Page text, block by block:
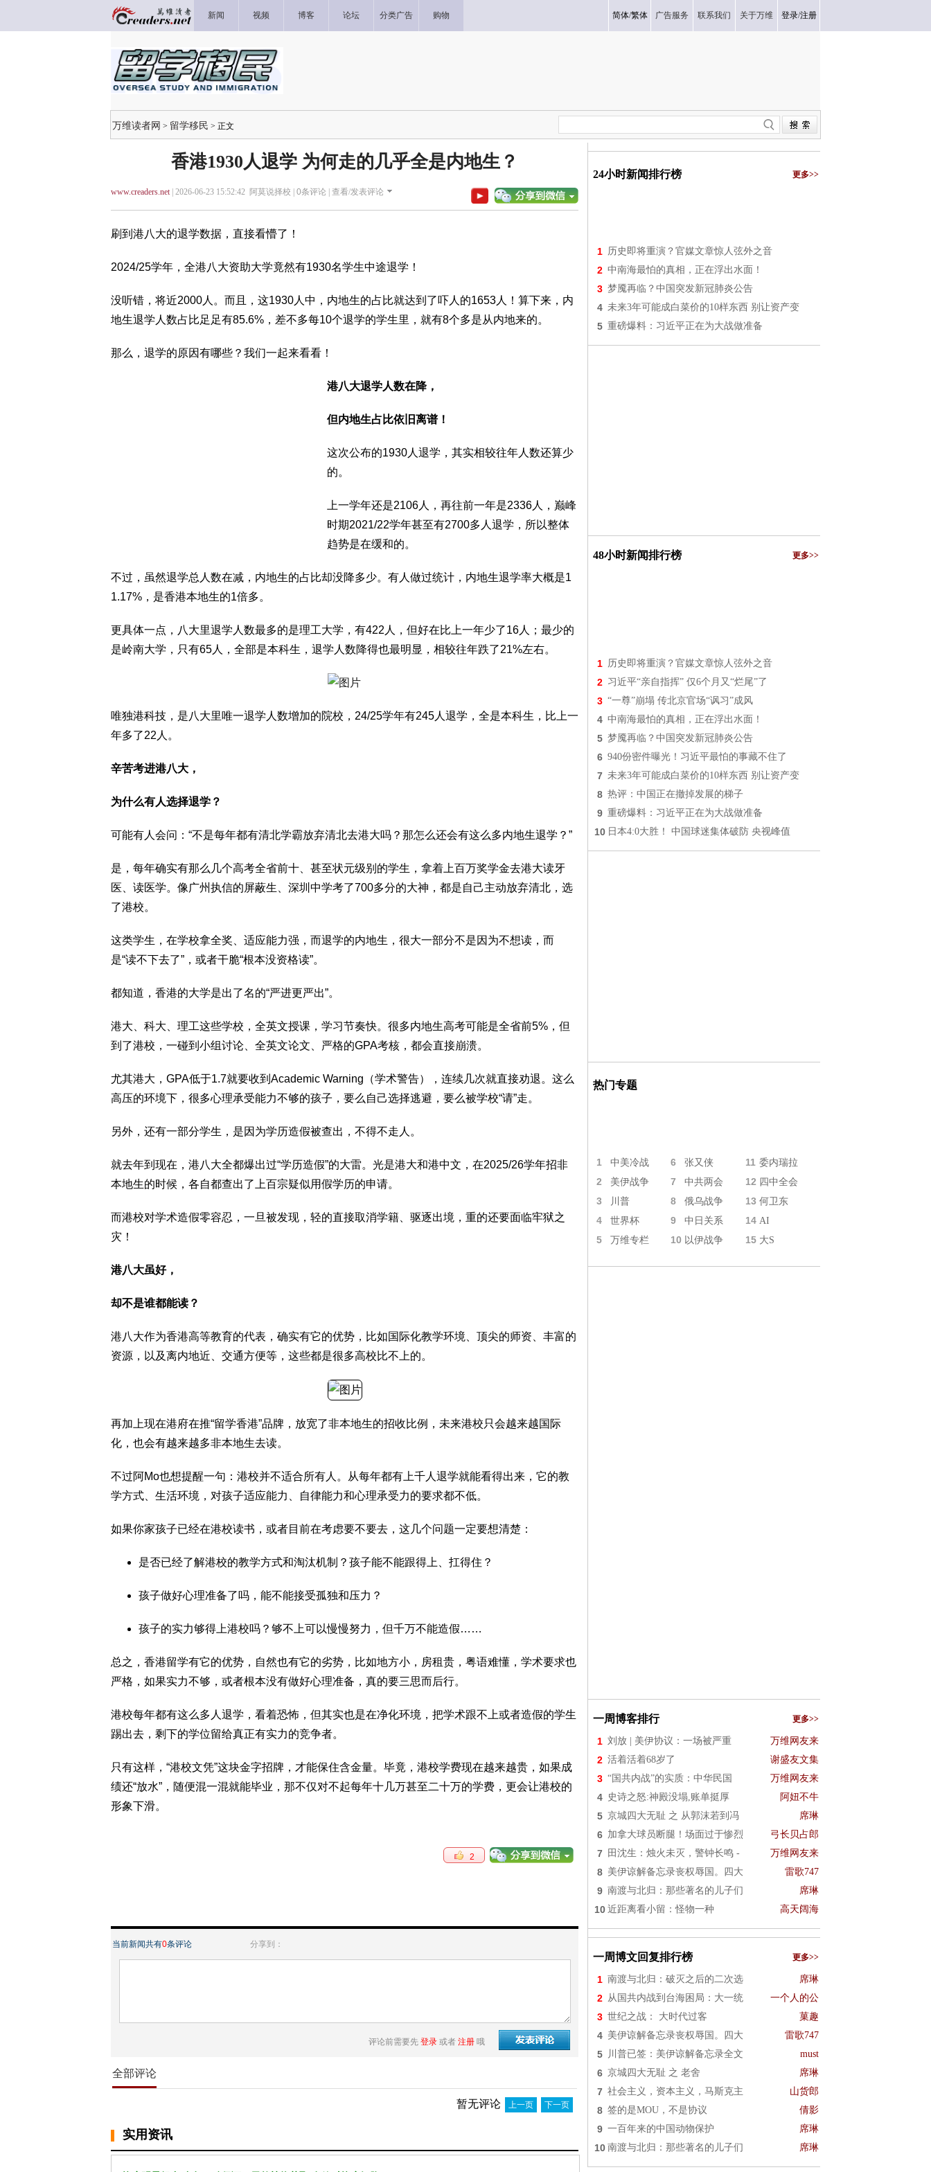
新闻 视频 博客 论坛 分类广告 购物 简体/繁体 广告服务 联系我们 关于万维 登录/注册
万维读者网 > 留学移民 > 正文
香港1930人退学 为何走的几乎全是内地生？
www.creaders.net| 2026-06-23 15:52:42 阿莫说择校 | 0条评论 | 查看/发表评论
刷到港八大的退学数据，直接看懵了！
2024/25学年，全港八大资助大学竟然有1930名学生中途退学！
没听错，将近2000人。而且，这1930人中，内地生的占比就达到了吓人的1653人！算下来，内
地生退学人数占比足足有85.6%，差不多每10个退学的学生里，就有8个多是从内地来的。
那么，退学的原因有哪些？我们一起来看看！
港八大退学人数在降，
但内地生占比依旧离谱！
这次公布的1930人退学，其实相较往年人数还算少
的。
上一学年还是2106人，再往前一年是2336人，巅峰
时期2021/22学年甚至有2700多人退学，所以整体
趋势是在缓和的。
不过，虽然退学总人数在减，内地生的占比却没降多少。有人做过统计，内地生退学率大概是1
1.17%，是香港本地生的1倍多。
更具体一点，八大里退学人数最多的是理工大学，有422人，但好在比上一年少了16人；最少的
是岭南大学，只有65人，全部是本科生，退学人数降得也最明显，相较往年跌了21%左右。
唯独港科技，是八大里唯一退学人数增加的院校，24/25学年有245人退学，全是本科生，比上一
年多了22人。
辛苦考进港八大，
为什么有人选择退学？
可能有人会问：“不是每年都有清北学霸放弃清北去港大吗？那怎么还会有这么多内地生退学？”
是，每年确实有那么几个高考全省前十、甚至状元级别的学生，拿着上百万奖学金去港大读牙
医、读医学。像广州执信的屏蔽生、深圳中学考了700多分的大神，都是自己主动放弃清北，选
了港校。
这类学生，在学校拿全奖、适应能力强，而退学的内地生，很大一部分不是因为不想读，而
是“读不下去了”，或者干脆“根本没资格读”。
都知道，香港的大学是出了名的“严进更严出”。
港大、科大、理工这些学校，全英文授课，学习节奏快。很多内地生高考可能是全省前5%，但
到了港校，一碰到小组讨论、全英文论文、严格的GPA考核，都会直接崩溃。
尤其港大，GPA低于1.7就要收到Academic Warning（学术警告），连续几次就直接劝退。这么
高压的环境下，很多心理承受能力不够的孩子，要么自己选择逃避，要么被学校“请”走。
另外，还有一部分学生，是因为学历造假被查出，不得不走人。
就去年到现在，港八大全都爆出过“学历造假”的大雷。光是港大和港中文，在2025/26学年招非
本地生的时候，各自都查出了上百宗疑似用假学历的申请。
而港校对学术造假零容忍，一旦被发现，轻的直接取消学籍、驱逐出境，重的还要面临牢狱之
灾！
港八大虽好，
却不是谁都能读？
港八大作为香港高等教育的代表，确实有它的优势，比如国际化教学环境、顶尖的师资、丰富的
资源，以及离内地近、交通方便等，这些都是很多高校比不上的。
再加上现在港府在推“留学香港”品牌，放宽了非本地生的招收比例，未来港校只会越来越国际
化，也会有越来越多非本地生去读。
不过阿Mo也想提醒一句：港校并不适合所有人。从每年都有上千人退学就能看得出来，它的教
学方式、生活环境，对孩子适应能力、自律能力和心理承受力的要求都不低。
如果你家孩子已经在港校读书，或者目前在考虑要不要去，这几个问题一定要想清楚：
是否已经了解港校的教学方式和淘汰机制？孩子能不能跟得上、扛得住？
孩子做好心理准备了吗，能不能接受孤独和压力？
孩子的实力够得上港校吗？够不上可以慢慢努力，但千万不能造假……
总之，香港留学有它的优势，自然也有它的劣势，比如地方小，房租贵，粤语难懂，学术要求也
严格，如果实力不够，或者根本没有做好心理准备，真的要三思而后行。
港校每年都有这么多人退学，看着恐怖，但其实也是在净化环境，把学术跟不上或者造假的学生
踢出去，剩下的学位留给真正有实力的竞争者。
只有这样，“港校文凭”这块金字招牌，才能保住含金量。毕竟，港校学费现在越来越贵，如果成
绩还“放水”，随便混一混就能毕业，那不仅对不起每年十几万甚至二十万的学费，更会让港校的
形象下滑。
2
当前新闻共有0条评论 分享到：
评论前需要先 登录 或者 注册 哦
全部评论
暂无评论 上一页 下一页
实用资讯
24小时新闻排行榜 更多>>
1 历史即将重演？官媒文章惊人弦外之音
2 中南海最怕的真相，正在浮出水面！
3 梦魇再临？中国突发新冠肺炎公告
4 未来3年可能成白菜价的10样东西 别让资产变
5 重磅爆料：习近平正在为大战做准备
48小时新闻排行榜 更多>>
1 历史即将重演？官媒文章惊人弦外之音
2 习近平“亲自指挥” 仅6个月又“烂尾”了
3 “一尊”崩塌 传北京官场“讽习”成风
4 中南海最怕的真相，正在浮出水面！
5 梦魇再临？中国突发新冠肺炎公告
6 940份密件曝光！习近平最怕的事藏不住了
7 未来3年可能成白菜价的10样东西 别让资产变
8 热评：中国正在撤掉发展的梯子
9 重磅爆料：习近平正在为大战做准备
10 日本4:0大胜！ 中国球迷集体破防 央视峰值
热门专题
1 中美冷战 6 张又侠 11 委内瑞拉
2 美伊战争 7 中共两会 12 四中全会
3 川普 8 俄乌战争 13 何卫东
4 世界杯 9 中日关系 14 AI
5 万维专栏 10 以伊战争 15 大S
一周博客排行 更多>>
1 刘放 | 美伊协议：一场被严重 万维网友来
2 活着活着68岁了 谢盛友文集
3 “国共内战”的实质：中华民国 万维网友来
4 史诗之怒:神殿没塌,账单挺厚 阿妞不牛
5 京城四大无耻 之 从郭沫若到冯 席琳
6 加拿大球员断腿！场面过于惨烈 弓长贝占郎
7 田沈生：烛火未灭，警钟长鸣 - 万维网友来
8 美伊谅解备忘录丧权辱国。四大 雷歌747
9 南渡与北归：那些著名的儿子们 席琳
10 近距离看小留：怪物一种 高天阔海
一周博文回复排行榜 更多>>
1 南渡与北归：破灭之后的二次选 席琳
2 从国共内战到台海困局：大一统 一个人的公
3 世纪之战： 大时代过客 菓趣
4 美伊谅解备忘录丧权辱国。四大 雷歌747
5 川普已签：美伊谅解备忘录全文 must
6 京城四大无耻 之 老舍 席琳
7 社会主义，资本主义，马斯克主 山货郎
8 签的是MOU，不是协议 倩影
9 一百年来的中国动物保护 席琳
10 南渡与北归：那些著名的儿子们 席琳